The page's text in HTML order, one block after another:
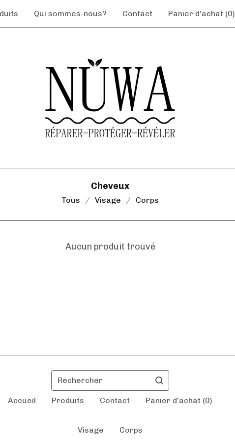
Qui sommes-nous? Contact Panier d'achat (0)
Cheveux
Tous Visage Corps
Aucun produit trouvé
Rechercher
Accueil Produits Contact Panier d'achat (0)
Visage Corps